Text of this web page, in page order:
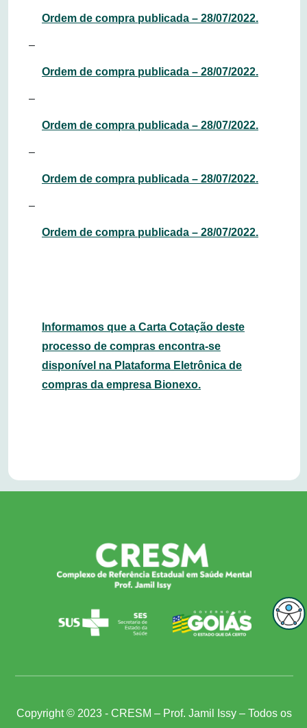
Ordem de compra publicada – 28/07/2022.
–
Ordem de compra publicada – 28/07/2022.
–
Ordem de compra publicada – 28/07/2022.
–
Ordem de compra publicada – 28/07/2022.
–
Ordem de compra publicada – 28/07/2022.
Informamos que a Carta Cotação deste
processo de compras encontra-se
disponível na Plataforma Eletrônica de
compras da empresa Bionexo.
Copyright © 2023 - CRESM – Prof. Jamil Issy – Todos os